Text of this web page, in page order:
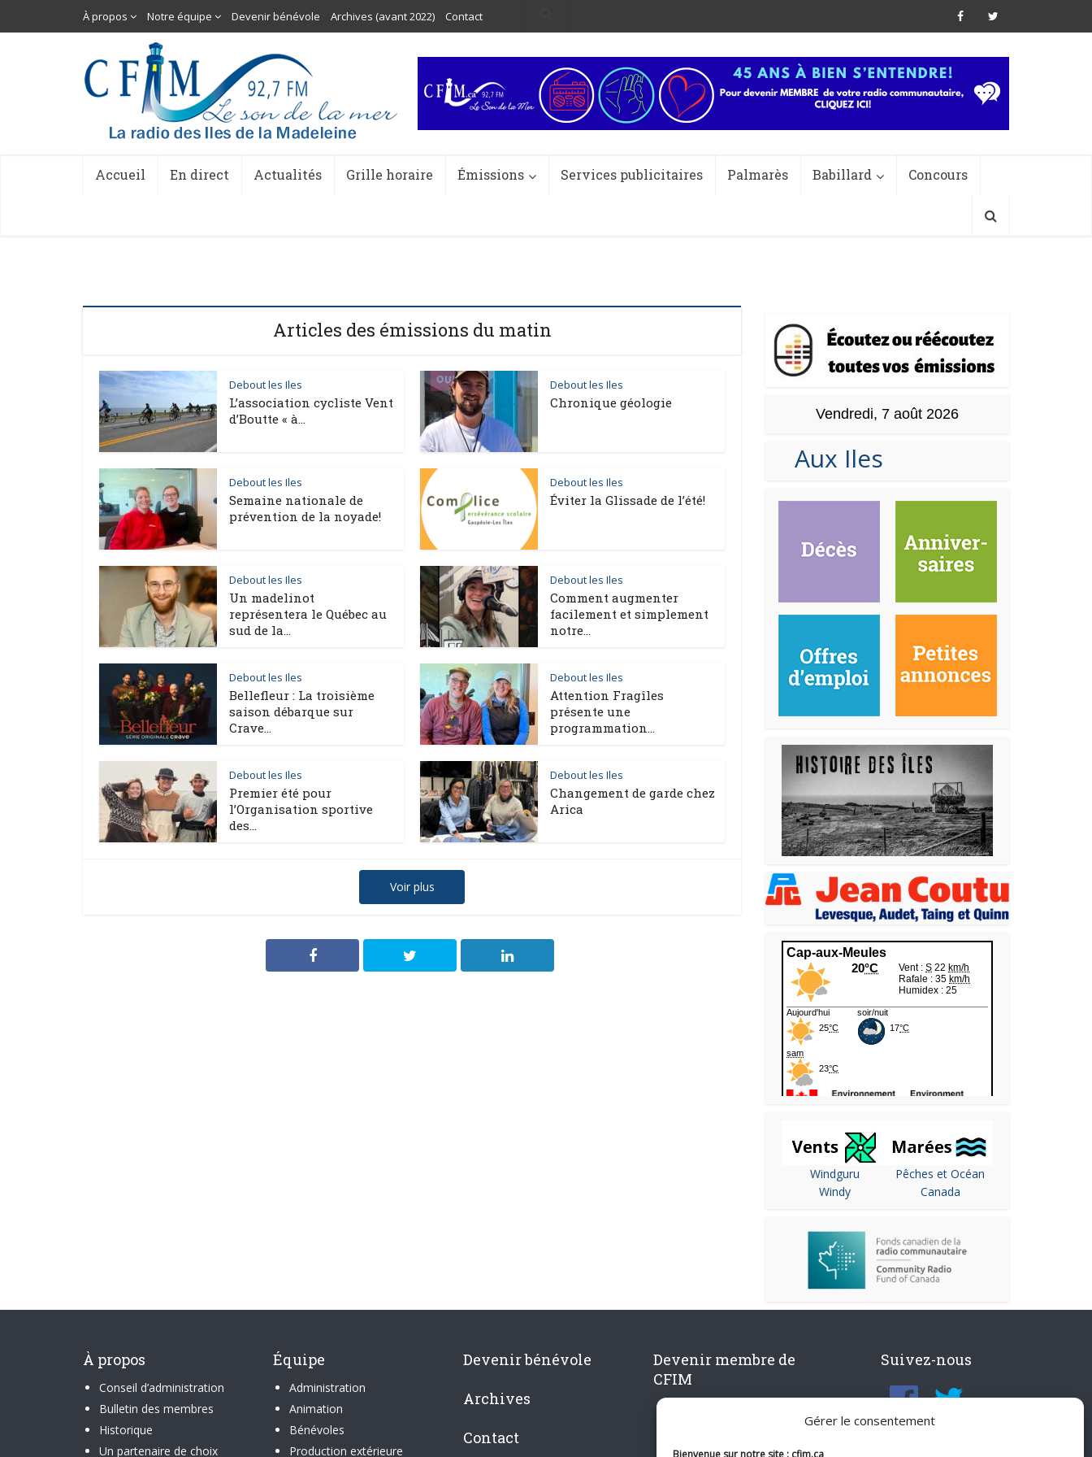
Gérer le consentement
Bienvenue sur notre site : cfim.ca
À propos Notre équipe Devenir bénévole Archives (avant 2022) Contact
Accueil En direct Actualités Grille horaire Émissions Services publicitaires Palmarès Babillard Concours
Articles des émissions du matin
Debout les Iles
L’association cycliste Vent
d’Boutte « à...
Debout les Iles
Chronique géologie
Debout les Iles
Semaine nationale de
prévention de la noyade!
Debout les Iles
Éviter la Glissade de l’été!
Debout les Iles
Un madelinot
représentera le Québec au
sud de la...
Debout les Iles
Comment augmenter
facilement et simplement
notre...
Debout les Iles
Bellefleur : La troisième
saison débarque sur
Crave...
Debout les Iles
Attention Fragîles
présente une
programmation...
Debout les Iles
Premier été pour
l’Organisation sportive
des...
Debout les Iles
Changement de garde chez
Arica
Voir plus
Vendredi, 7 août 2026
Aux Iles
Windguru
Windy
Pêches et Océan
Canada
À propos
Conseil d’administration
Bulletin des membres
Historique
Un partenaire de choix
Équipe
Administration
Animation
Bénévoles
Production extérieure
Devenir bénévole
Archives
Contact
Devenir membre de
CFIM
Suivez-nous